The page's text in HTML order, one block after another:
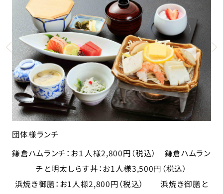
ンチ
ランチ：お１人様2,800円（税込） 鎌倉ハムラン
と明太しらす丼：お1人様3,500円（税込）
御膳：お1人様2,800円（税込） 浜焼き御膳と
※メニューは材
※大型